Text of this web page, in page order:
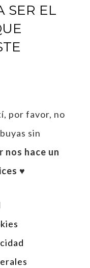
SER EL
por favor, no
sin
nos hace un
♥︎